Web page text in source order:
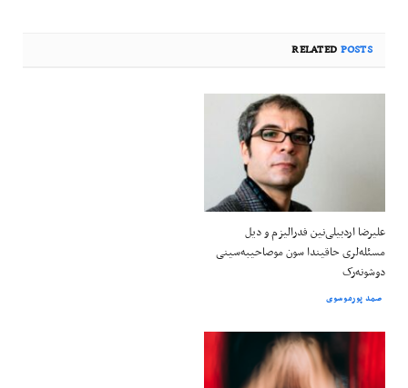
RELATED POSTS
علیرضا اردبیلی‌نین فدرالیزم و دیل
مسئله‌لری حاقیندا سون موصاحیبه‌سینی
دوشونه‌رک
صمد پورموسوی